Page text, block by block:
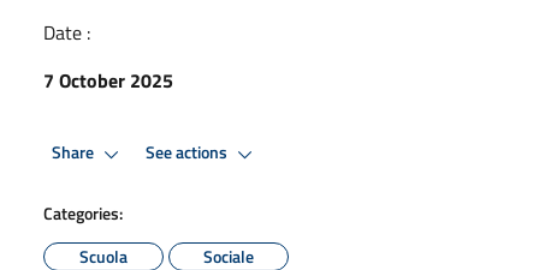
Date :
7 October 2025
Share See actions
Categories:
Scuola
Sociale